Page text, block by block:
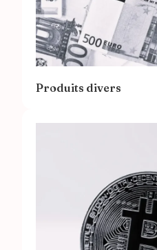
Produits divers